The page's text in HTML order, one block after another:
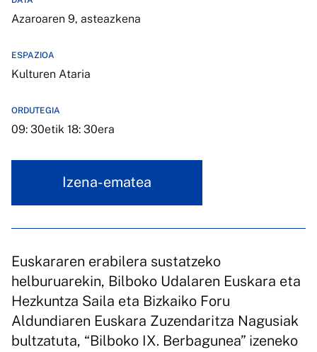
Azaroaren 9, asteazkena
ESPAZIOA
Kulturen Ataria
ORDUTEGIA
09: 30etik 18: 30era
Izena-ematea
Euskararen erabilera sustatzeko
helburuarekin, Bilboko Udalaren Euskara eta
Hezkuntza Saila eta Bizkaiko Foru
Aldundiaren Euskara Zuzendaritza Nagusiak
bultzatuta, “Bilboko IX. Berbagunea” izeneko